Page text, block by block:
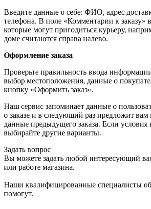
Введите данные о себе: ФИО, адрес
телефона. В поле «Комментарии к заказу»
которые могут пригодиться курьеру,
доме считаются справа налево.
Оформление заказа
Проверьте правильность ввода
выбор местоположения, данные о
кнопку «Оформить заказ».
Наш сервис запоминает данные о
о заказе и в следующий раз предложит вам
данные предыдущего заказа. Если условия
выбирайте другие варианты.
Задать вопрос
Вы можете задать любой интересующий
или работе магазина.
Наши квалифицированные специалисты
помогут.